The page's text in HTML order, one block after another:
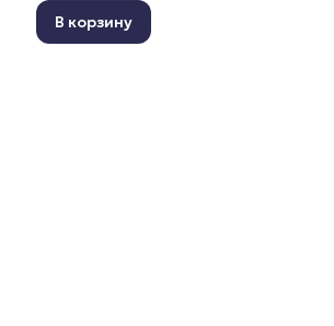
В корзину